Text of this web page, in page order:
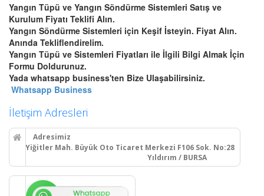
Yangın Tüpü ve Yangın Söndürme Sistemleri Satış ve
Kurulum Fiyatı Teklifi Alın.
Yangın Söndürme Sistemleri için Keşif İsteyin. Fiyat Alın.
Anında Tekliflendirelim.
Yangın Tüpü ve Sistemleri Fiyatları ile İlgili Bilgi Almak İçin
Formu Doldurunuz.
Yada whatsapp business'ten Bize Ulaşabilirsiniz.
Whatsapp Business
İletişim Adresleri
Adresimiz
Yiğitler Mah. Büyük Oto Ticaret Merkezi F106 Sok. No:28
Yıldırım / BURSA